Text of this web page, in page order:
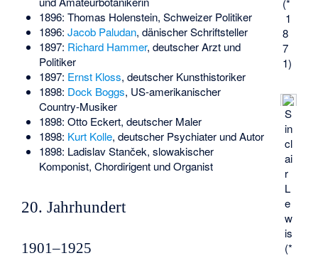
1
8
7
1)
S
in
cl
ai
r
L
e
w
is
(*
1896: Thomas Holenstein, Schweizer Politiker
1896: Jacob Paludan, dänischer Schriftsteller
1897: Richard Hammer, deutscher Arzt und
Politiker
1897: Ernst Kloss, deutscher Kunsthistoriker
1898: Dock Boggs, US-amerikanischer
Country-Musiker
1898: Otto Eckert, deutscher Maler
1898: Kurt Kolle, deutscher Psychiater und Autor
1898: Ladislav Stanček, slowakischer
Komponist, Chordirigent und Organist
20. Jahrhundert
1901–1925